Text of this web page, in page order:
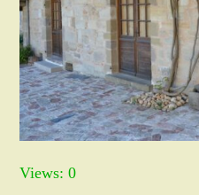
Views: 0